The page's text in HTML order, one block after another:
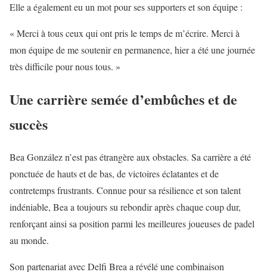
Elle a également eu un mot pour ses supporters et son équipe :
« Merci à tous ceux qui ont pris le temps de m’écrire. Merci à
mon équipe de me soutenir en permanence, hier a été une journée
très difficile pour nous tous. »
Une carrière semée d’embûches et de
succès
Bea González n’est pas étrangère aux obstacles. Sa carrière a été
ponctuée de hauts et de bas, de victoires éclatantes et de
contretemps frustrants. Connue pour sa résilience et son talent
indéniable, Bea a toujours su rebondir après chaque coup dur,
renforçant ainsi sa position parmi les meilleures joueuses de padel
au monde.
Son partenariat avec Delfi Brea a révélé une combinaison